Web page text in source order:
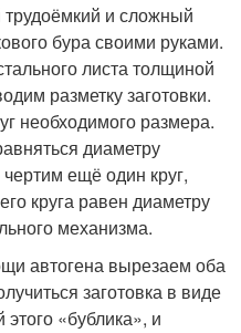
и сложный
бура своими руками.
листа толщиной
разметку заготовки.
необходимого размера.
диаметру
ещё один круг,
круга равен диаметру
механизма.
автогена вырезаем оба
заготовка в виде
«бублика», и